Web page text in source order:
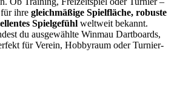
ihre gleichmäßige Spielfläche, robuste
Spielgefühl weltweit bekannt.
du ausgewählte Winmau Dartboards,
für Verein, Hobbyraum oder Turnier-